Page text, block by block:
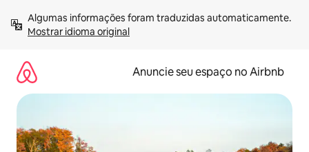
para
Mostrar idioma original
Anuncie seu espaço no Airbnb